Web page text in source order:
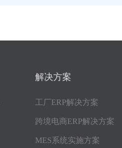
解决方案
工厂ERP解决方案
跨境电商ERP解决方案
MES系统实施方案